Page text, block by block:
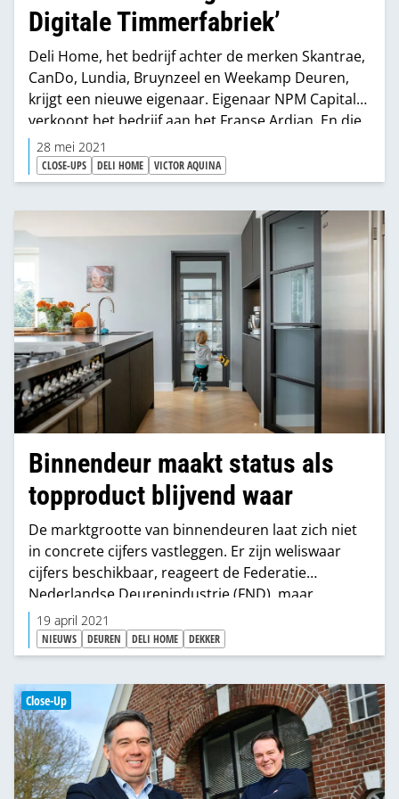
Digitale Timmerfabriek’
Deli Home, het bedrijf achter de merken Skantrae,
CanDo, Lundia, Bruynzeel en Weekamp Deuren,
krijgt een nieuwe eigenaar. Eigenaar NPM Capital
verkoopt het bedrijf aan het Franse Ardian. En die
internationale partij maakt het mogelijk om harder
te groeien en zo de strategie sneller succesvol te
maken.
28 mei 2021
CLOSE-UPS DELI HOME VICTOR AQUINA
Binnendeur maakt status als
topproduct blijvend waar
De marktgrootte van binnendeuren laat zich niet
in concrete cijfers vastleggen. Er zijn weliswaar
cijfers beschikbaar, reageert de Federatie
Nederlandse Deurenindustrie (FND), maar
tegelijkertijd zitten bronnen wat dat betreft niet
allemaal op één lijn. Wel wordt vanuit de industrie
en handel benadrukt dat binnendeuren zich
kunnen verheugen in toenemende
populariteit. Niet alleen de industrie gaat daarvan
profiteren, bestaat de verwachting, hetzelfde gaat
gelden voor verkooppunten. Waaronder dus
bouwmarkten. Brengt ons tot de vraag: what’s hot
in het assortiment van binnendeuren?
19 april 2021
NIEUWS DEUREN DELI HOME DEKKER
Close-Up